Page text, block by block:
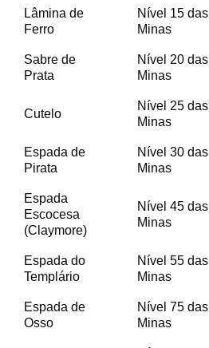
Lâmina de
Ferro
Nível 15 das
Minas
Sabre de
Prata
Nível 20 das
Minas
Cutelo
Nível 25 das
Minas
Espada de
Pirata
Nível 30 das
Minas
Espada
Escocesa
(Claymore)
Nível 45 das
Minas
Espada do
Templário
Nível 55 das
Minas
Espada de
Osso
Nível 75 das
Minas